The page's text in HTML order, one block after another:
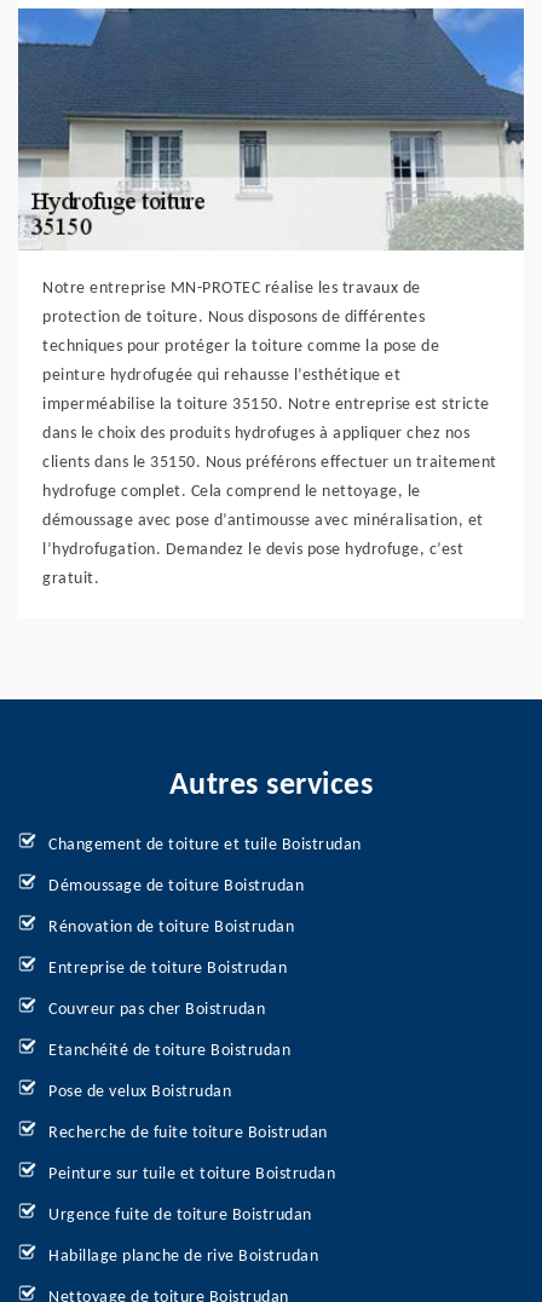
Notre entreprise MN-PROTEC réalise les travaux de
protection de toiture. Nous disposons de différentes
techniques pour protéger la toiture comme la pose de
peinture hydrofugée qui rehausse l’esthétique et
imperméabilise la toiture 35150. Notre entreprise est stricte
dans le choix des produits hydrofuges à appliquer chez nos
clients dans le 35150. Nous préférons effectuer un traitement
hydrofuge complet. Cela comprend le nettoyage, le
démoussage avec pose d’antimousse avec minéralisation, et
l’hydrofugation. Demandez le devis pose hydrofuge, c’est
gratuit.
Autres services
Changement de toiture et tuile Boistrudan
Démoussage de toiture Boistrudan
Rénovation de toiture Boistrudan
Entreprise de toiture Boistrudan
Couvreur pas cher Boistrudan
Etanchéité de toiture Boistrudan
Pose de velux Boistrudan
Recherche de fuite toiture Boistrudan
Peinture sur tuile et toiture Boistrudan
Urgence fuite de toiture Boistrudan
Habillage planche de rive Boistrudan
Nettoyage de toiture Boistrudan